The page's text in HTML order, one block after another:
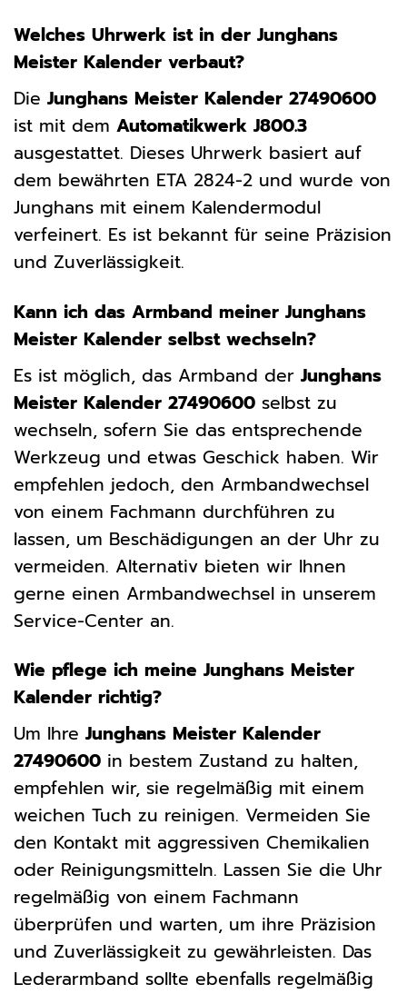
Welches Uhrwerk ist in der Junghans
Meister Kalender verbaut?
Die Junghans Meister Kalender 27490600
ist mit dem Automatikwerk J800.3
ausgestattet. Dieses Uhrwerk basiert auf
dem bewährten ETA 2824-2 und wurde von
Junghans mit einem Kalendermodul
verfeinert. Es ist bekannt für seine Präzision
und Zuverlässigkeit.
Kann ich das Armband meiner Junghans
Meister Kalender selbst wechseln?
Es ist möglich, das Armband der Junghans
Meister Kalender 27490600 selbst zu
wechseln, sofern Sie das entsprechende
Werkzeug und etwas Geschick haben. Wir
empfehlen jedoch, den Armbandwechsel
von einem Fachmann durchführen zu
lassen, um Beschädigungen an der Uhr zu
vermeiden. Alternativ bieten wir Ihnen
gerne einen Armbandwechsel in unserem
Service-Center an.
Wie pflege ich meine Junghans Meister
Kalender richtig?
Um Ihre Junghans Meister Kalender
27490600 in bestem Zustand zu halten,
empfehlen wir, sie regelmäßig mit einem
weichen Tuch zu reinigen. Vermeiden Sie
den Kontakt mit aggressiven Chemikalien
oder Reinigungsmitteln. Lassen Sie die Uhr
regelmäßig von einem Fachmann
überprüfen und warten, um ihre Präzision
und Zuverlässigkeit zu gewährleisten. Das
Lederarmband sollte ebenfalls regelmäßig